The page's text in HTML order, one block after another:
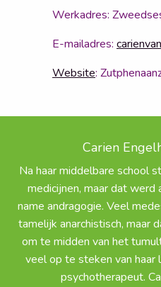
Werkadres:
E-mailadres:
Website:
Carien
Na haar middelbare school
medicijnen, maar dat
name andragogie. Veel
tamelijk anarchistisch, maar
om te midden van het
veel op te steken van haar
psychotherapeut.